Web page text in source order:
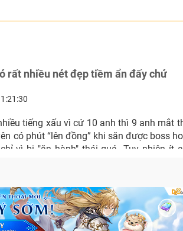
rất nhiều nét đẹp tiềm ẩn đấy chứ
tiếng xấu vì cứ 10 anh thì 9 anh mắt
có phút “lên đồng” khi săn được boss
vì bị "ăn hành" thái quá…Tuy nhiên ít